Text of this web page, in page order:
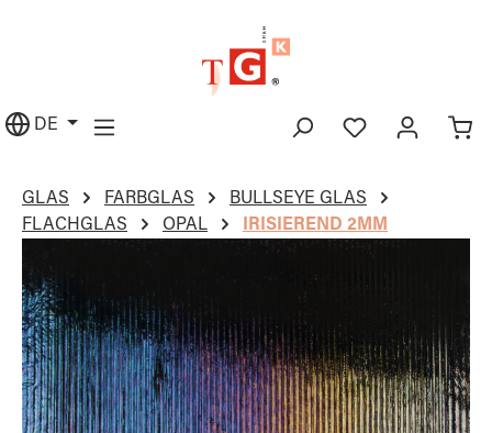
DE
GLAS FARBGLAS
BULLSEYE GLAS
FLACHGLAS
OPAL IRISIEREND 2MM